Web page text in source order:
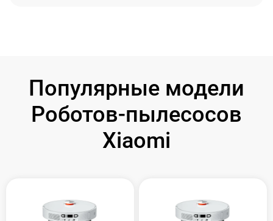
Популярные модели
Роботов-пылесосов
Xiaomi